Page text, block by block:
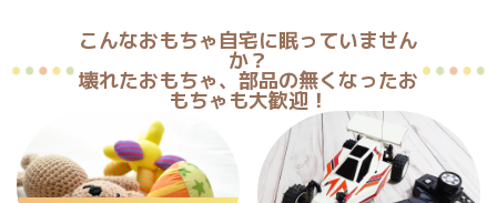
こんなおもちゃ自宅に眠っていません
か？
壊れたおもちゃ、部品の無くなったお
もちゃも大歓迎！